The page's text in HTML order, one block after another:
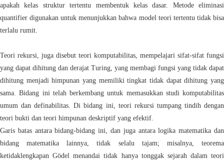
apakah kelas struktur tertentu membentuk kelas dasar. Metode eliminasi
quantifier digunakan untuk menunjukkan bahwa model teori tertentu tidak bisa
terlalu rumit.
Teori rekursi, juga disebut teori komputabilitas, mempelajari sifat-sifat fungsi
yang dapat dihitung dan derajat Turing, yang membagi fungsi yang tidak dapat
dihitung menjadi himpunan yang memiliki tingkat tidak dapat dihitung yang
sama. Bidang ini telah berkembang untuk memasukkan studi komputabilitas
umum dan definabilitas. Di bidang ini, teori rekursi tumpang tindih dengan
teori bukti dan teori himpunan deskriptif yang efektif.
Garis batas antara bidang-bidang ini, dan juga antara logika matematika dan
bidang matematika lainnya, tidak selalu tajam; misalnya, teorema
ketidaklengkapan Gödel menandai tidak hanya tonggak sejarah dalam teori